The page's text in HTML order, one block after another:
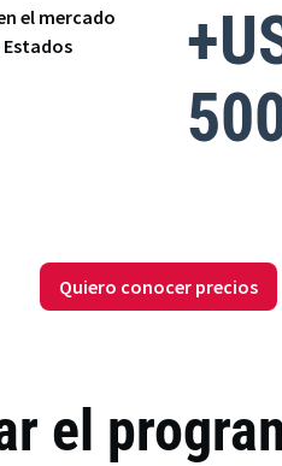
el mercado
Quiero conocer precios
el